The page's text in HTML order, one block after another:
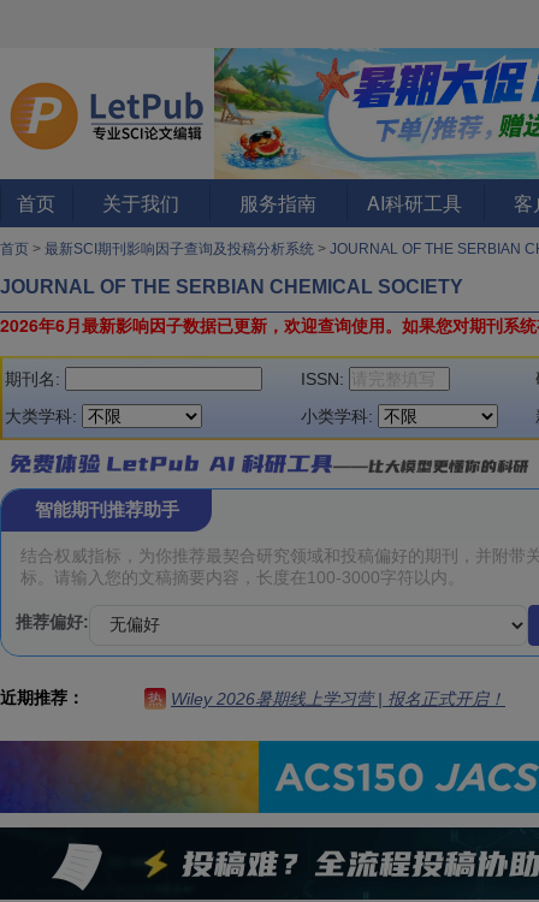
首页 关于我们 服务指南 AI科研工具 客
首页 > 最新SCI期刊影响因子查询及投稿分析系统 > JOURNAL OF THE SERBIAN
JOURNAL OF THE SERBIAN CHEMICAL SOCIETY
2026年6月最新影响因子数据已更新，欢迎查询使用。 如果您对期刊系
期刊名: ISSN:
大类学科:
小类学科:
智能期刊推荐助手
推荐偏好:
近期推荐： 热 Wiley 2026暑期线上学习营 | 报名正式开启！